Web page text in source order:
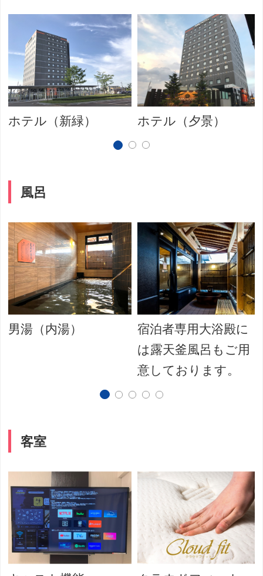
ホテル（新緑） ホテル（夕景）
風呂
男湯（内湯）
宿泊者専用大浴殿に
は露天釜風呂もご用
意しております。
客室